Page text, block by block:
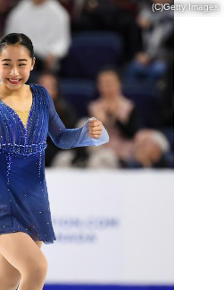
(C)Getty Images